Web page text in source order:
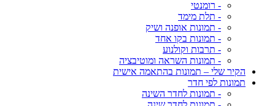
- רומנטי
- תלת מימד
- תמונות אופנה ושיק
- תמונות בקו אחד
- תרבות וקולנוע
- תמונות השראה ומוטיבציה
הקיר שלי – תמונות בהתאמה אישית
תמונות לפי חדר
- תמונות לחדר השינה